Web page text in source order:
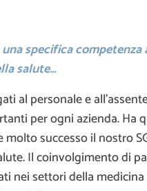
specifica competenza
salute…
al personale e
per ogni azienda. Ha
successo il nostro
Il coinvolgimento di
nei settori della